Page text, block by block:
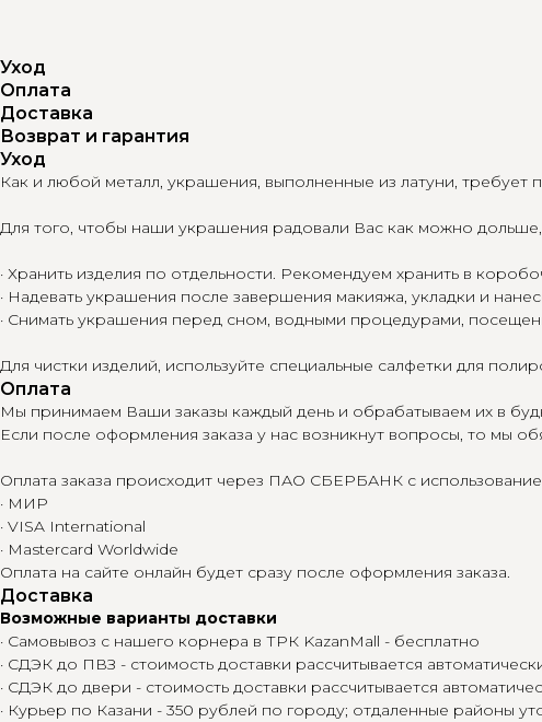
Уход
Оплата
Доставка
Возврат и гарантия
Уход
Как и любой металл, украшения, выполненные из латуни, требует
Для того, чтобы наши украшения радовали Вас как можно
· Хранить изделия по отдельности. Рекомендуем хранить в
· Надевать украшения после завершения макияжа, укладки и
· Снимать украшения перед сном, водными процедурами,
Для чистки изделий, используйте специальные салфетки для
Оплата
Мы принимаем Ваши заказы каждый день и обрабатываем их в
Если после оформления заказа у нас возникнут вопросы, то мы
Оплата заказа происходит через ПАО СБЕРБАНК с
· МИР
· VISA International
· Mastercard Worldwide
Оплата на сайте онлайн будет сразу после оформления заказа.
Доставка
Возможные варианты доставки
· Самовывоз с нашего корнера в ТРК KazanMall - бесплатно
· СДЭК до ПВЗ - стоимость доставки рассчитывается
· СДЭК до двери - стоимость доставки рассчитывается
· Курьер по Казани - 350 рублей по городу; отдаленные районы